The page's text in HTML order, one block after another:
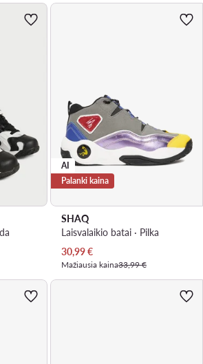
AI
Palanki kaina
SHAQ
Laisvalaikio batai · Pilka
Dabartinė kaina
30,99€
Mažiausia kaina33,99 €